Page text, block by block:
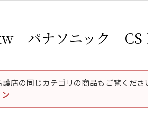
パナソニック
店の同じカテゴリの商品もご覧くださ